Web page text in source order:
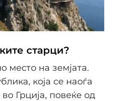
старци?
место на земјата.
која се наоѓа
Грција, повеќе од